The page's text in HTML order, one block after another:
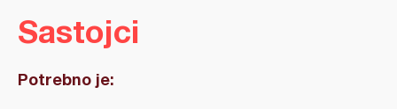
Sastojci
Potrebno je: